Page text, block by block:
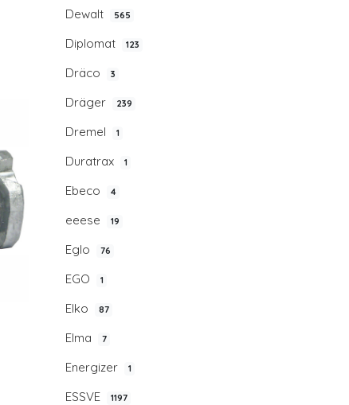
Dewalt 565
Diplomat 123
Dräco 3
Dräger 239
Dremel 1
Duratrax 1
Ebeco 4
eeese 19
Eglo 76
EGO 1
Elko 87
Elma 7
Energizer 1
ESSVE 1197